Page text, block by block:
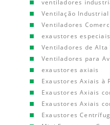
ventiladores
Ventilação Industrial
Ventiladores
exaustores especiais
Ventiladores de Alta
Ventiladores para
exaustores axiais
Exaustores Axiais à
Exaustores Axiais
Exaustores Axiais
Exaustores